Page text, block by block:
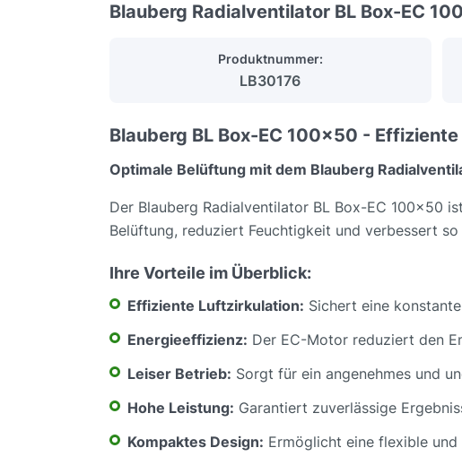
Blauberg Radialventilator BL Box-EC
Produktnummer:
LB30176
Blauberg BL Box-EC 100x50 -
Optimale Belüftung mit dem Blauberg
Der Blauberg Radialventilator BL Box-EC 100x50
Belüftung, reduziert Feuchtigkeit und verbessert
Ihre Vorteile im Überblick:
Effiziente Luftzirkulation: Sichert eine
Energieeffizienz: Der EC-Motor reduziert den
Leiser Betrieb: Sorgt für ein angenehmes und
Hohe Leistung: Garantiert zuverlässige
Kompaktes Design: Ermöglicht eine flexible